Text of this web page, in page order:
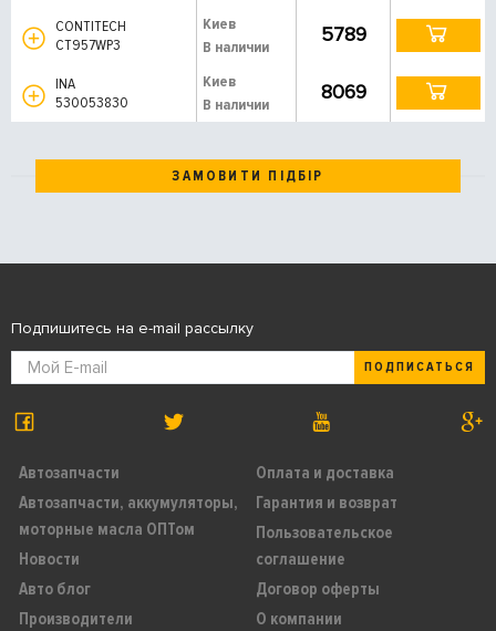
CONTITECH
CT957WP3
Киев
В наличии
5789
INA
530053830
Киев
В наличии
8069
ЗАМОВИТИ ПІДБІР
Автозапчасти
Автозапчасти, аккумуляторы,
моторные масла ОПТом
Новости
Авто блог
Производители
Оплата и доставка
Гарантия и возврат
Пользовательское
соглашение
Договор оферты
О компании
Подпишитесь на e-mail рассылку
ПОДПИСАТЬСЯ